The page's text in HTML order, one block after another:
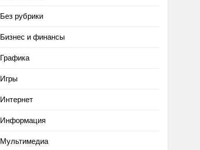
Без рубрики
Бизнес и финансы
Графика
Игры
Интернет
Информация
Мультимедиа